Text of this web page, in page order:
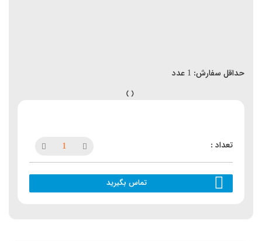
حداقل سفارش: 1 عدد
تماس بگیرید